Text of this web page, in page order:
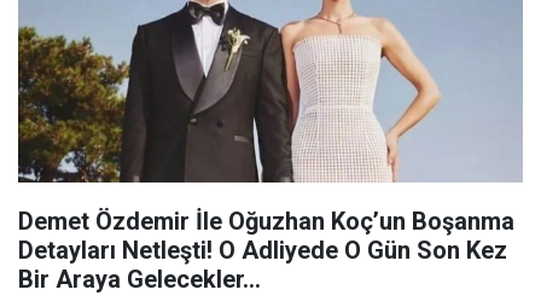
Demet Özdemir İle Oğuzhan Koç’un Boşanma
Detayları Netleşti! O Adliyede O Gün Son Kez
Bir Araya Gelecekler…